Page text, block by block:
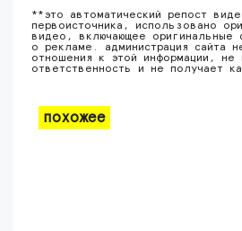
**это автоматический репост
первоисточника, использовано
видео, включающее оригинальные
о рекламе. администрация сайта
отношения к этой информации, не
ответственность и не получает
похожее